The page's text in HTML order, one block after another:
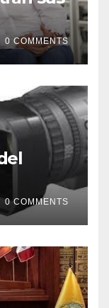
0 COMMENTS
0 COMMENTS